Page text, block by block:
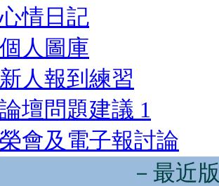
心情日記
個人圖庫
新人報到練習
論壇問題建議 1
榮會及電子報討論
－最近